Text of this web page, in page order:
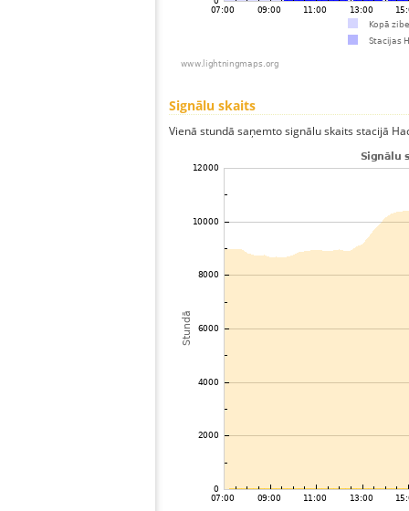
Signālu skaits
Vienā stundā saņemto signālu skaits stacijā